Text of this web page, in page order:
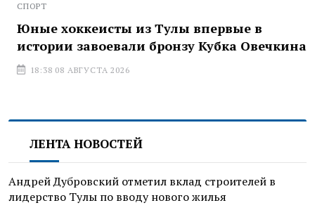
СПОРТ
Юные хоккеисты из Тулы впервые в
истории завоевали бронзу Кубка Овечкина
18:38 08 АВГУСТА 2026
ЛЕНТА НОВОСТЕЙ
Андрей Дубровский отметил вклад строителей в
лидерство Тулы по вводу нового жилья